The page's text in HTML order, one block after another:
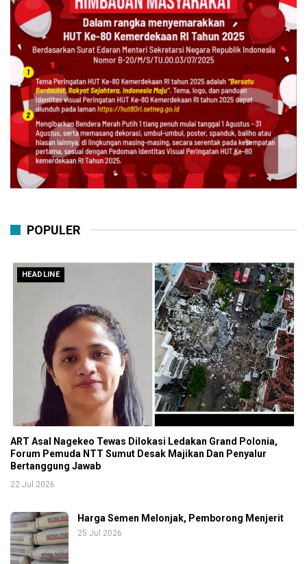
POPULER
HEADLINE
ART Asal Nagekeo Tewas Dilokasi Ledakan Grand Polonia,
Forum Pemuda NTT Sumut Desak Majikan Dan Penyalur
Bertanggung Jawab
22 Jul 2026
Harga Semen Melonjak, Pemborong Menjerit
25 Jul 2026